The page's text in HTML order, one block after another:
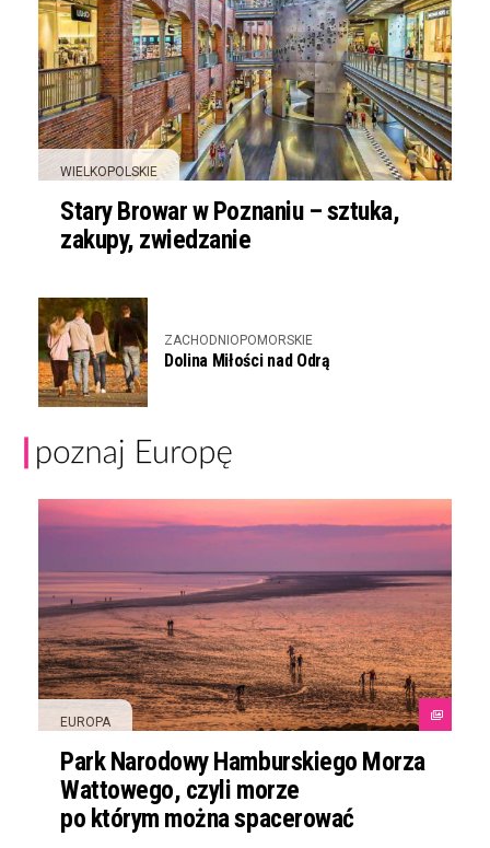
WIELKOPOLSKIE
Stary Browar w Poznaniu – sztuka,
zakupy, zwiedzanie
ZACHODNIOPOMORSKIE
Dolina Miłości nad Odrą
EUROPA
Park Narodowy Hamburskiego Morza
Wattowego, czyli morze
po którym można spacerować